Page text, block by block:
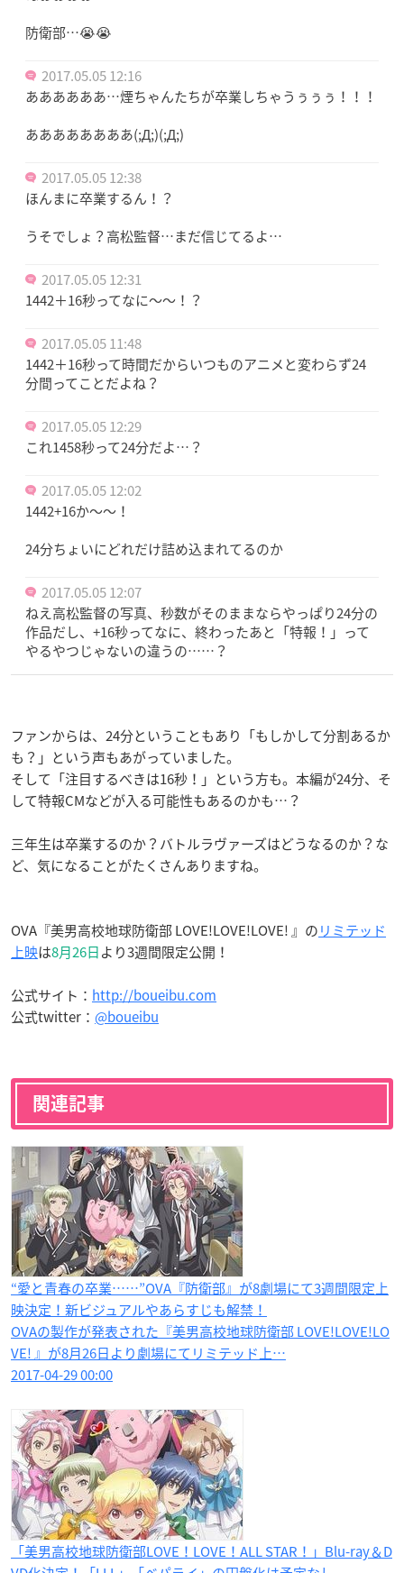
防衛部…😭😭
2017.05.05 12:16
ああああああ…煙ちゃんたちが卒業しちゃうぅぅぅ！！！
ああああああああ(;Д;)(;Д;)
2017.05.05 12:38
ほんまに卒業するん！？
うそでしょ？高松監督…まだ信じてるよ…
2017.05.05 12:31
1442＋16秒ってなに〜〜！？
2017.05.05 11:48
1442＋16秒って時間だからいつものアニメと変わらず24
分間ってことだよね？
2017.05.05 12:29
これ1458秒って24分だよ…？
2017.05.05 12:02
1442+16か〜〜！
24分ちょいにどれだけ詰め込まれてるのか
2017.05.05 12:07
ねえ高松監督の写真、秒数がそのままならやっぱり24分の
作品だし、+16秒ってなに、終わったあと「特報！」って
やるやつじゃないの違うの……？
ファンからは、24分ということもあり「もしかして分割あるか
も？」という声もあがっていました。
そして「注目するべきは16秒！」という方も。本編が24分、そ
して特報CMなどが入る可能性もあるのかも…？
三年生は卒業するのか？バトルラヴァーズはどうなるのか？な
ど、気になることがたくさんありますね。
OVA『美男高校地球防衛部 LOVE!LOVE!LOVE! 』のリミテッド
上映は8月26日より3週間限定公開！
公式サイト： http://boueibu.com
公式twitter： @boueibu
関連記事
“愛と青春の卒業……”OVA『防衛部』が8劇場にて3週間限定上
映決定！新ビジュアルやあらすじも解禁！
OVAの製作が発表された『美男高校地球防衛部 LOVE!LOVE!LO
VE! 』が8月26日より劇場にてリミテッド上…
2017-04-29 00:00
「美男高校地球防衛部LOVE！LOVE！ALL STAR！​」Blu-ray＆D